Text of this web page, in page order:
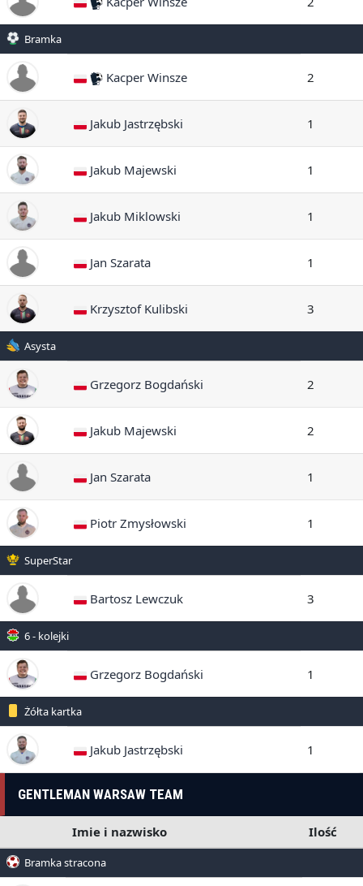
Bramka
Kacper Winsze 2
Jakub Jastrzębski 1
Jakub Majewski 1
Jakub Miklowski 1
Jan Szarata 1
Krzysztof Kulibski 3
Asysta
Grzegorz Bogdański 2
Jakub Majewski 2
Jan Szarata 1
Piotr Zmysłowski 1
SuperStar
Bartosz Lewczuk 3
6 - kolejki
Grzegorz Bogdański 1
Żółta kartka
Jakub Jastrzębski 1
GENTLEMAN WARSAW TEAM
Imie i nazwisko Ilość
Bramka stracona